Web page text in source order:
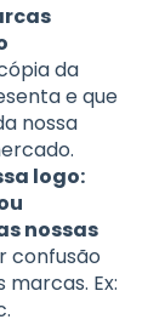
da
e que
nossa
logo:
nossas
confusão
Ex: